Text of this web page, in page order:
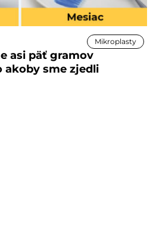
Mikroplasty
asi päť gramov
akoby sme zjedli